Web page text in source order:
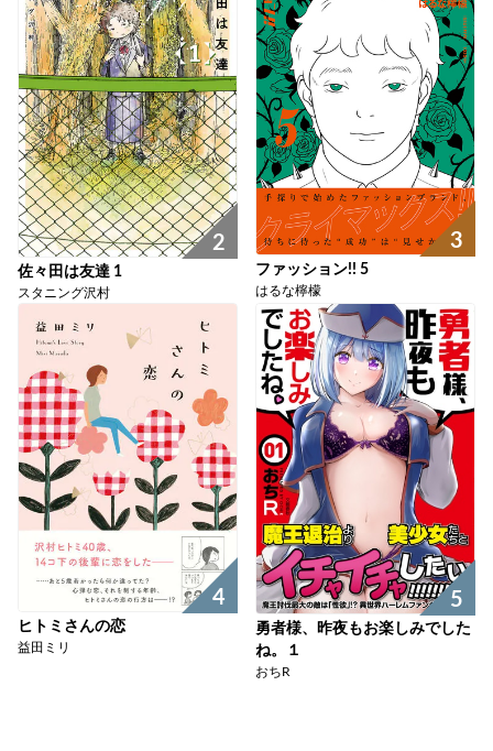
2
佐々田は友達 1
スタニング沢村
3
ファッション!! 5
はるな檸檬
4
ヒトミさんの恋
益田ミリ
5
勇者様、昨夜もお楽しみでした
ね。１
おちR